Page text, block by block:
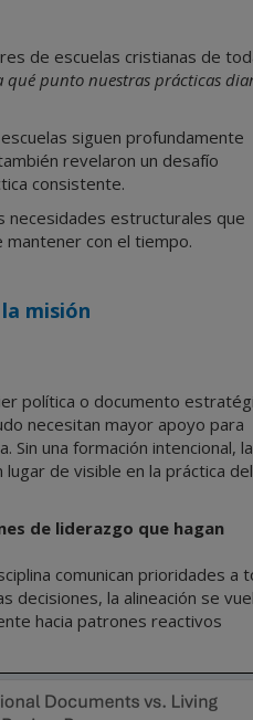
de escuelas cristianas de
qué punto nuestras prácticas
siguen profundamente
revelaron un desafío
consistente.
estructurales que
mantener con el tiempo.
misión
política o documento
necesitan mayor apoyo para
Sin una formación intencional, la
de visible en la práctica del
de liderazgo que hagan
comunican prioridades a
decisiones, la alineación se
hacia patrones reactivos